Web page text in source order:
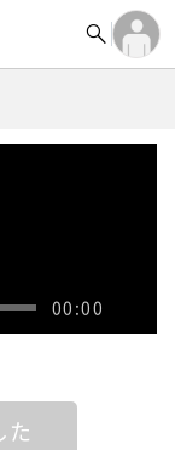





00:00
た